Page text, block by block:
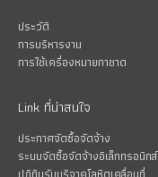
ประวัติ
การบริหารงาน
การใช้เครื่องหมายกาชาด
Link ที่น่าสนใจ
ประกาศจัดซื้อจัดจ้าง
ระบบจัดซื้อจัดจ้างอิเล็กทรอนิกส์